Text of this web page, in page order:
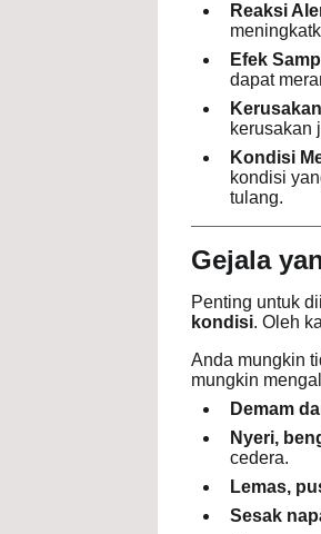
Reaksi
Efek
dapat
kerusakan
Kondisi
kondisi
tulang.
Gejala
Penting untuk
kondisi. Oleh
Anda mungkin
mungkin
Demam
Nyeri,
cedera.
Lemas,
Sesak